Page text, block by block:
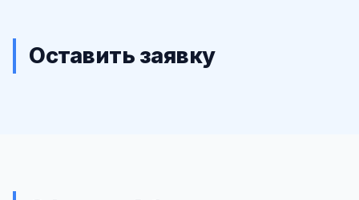
Оставить заявку